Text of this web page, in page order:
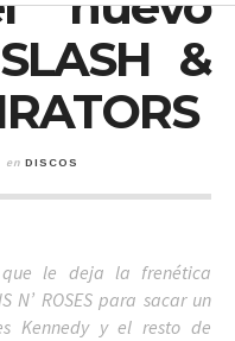
&
en DISCOS
que le deja la frenética
N’ ROSES para sacar un
Kennedy y el resto de